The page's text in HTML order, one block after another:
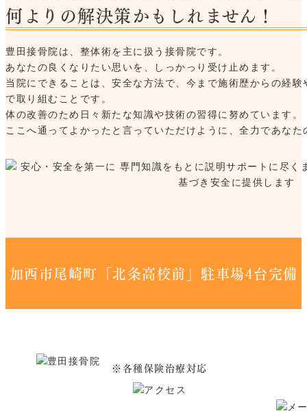
何よりの解決策かもしれません！
豊田接骨院は、整体術を主に扱う接骨院です。
あなたの良くなりたい思いを、しっかっり受け止めます。
当院にできることは、安全な方法で、今まで施術歴からの経
で取り組むことです。
体の改善のため日々新たな知識や技術の習得に努めています。
ここへ通ってよかったと言っていただけように、全力であな
加西市尾崎町「北条高校前」駐車場4台完備
※各種保険治療対応